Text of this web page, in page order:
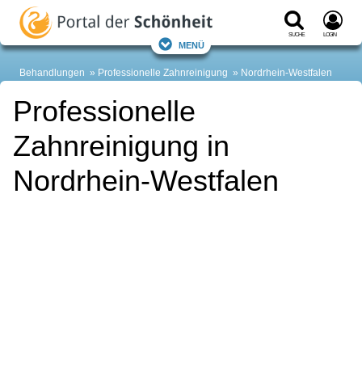
Suche Login
Menü
Behandlungen Professionelle Zahnreinigung Nordrhein-Westfalen
Professionelle
Zahnreinigung in
Nordrhein-Westfalen